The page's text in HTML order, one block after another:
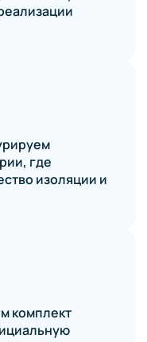
где
изоляции и
комплект